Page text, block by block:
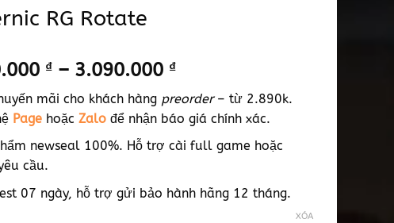
RG Rotate
₫ – 3.090.000 ₫Khoảng
giá:
từ
2.890.000 ₫
đến
mãi cho khách hàng preorder– từ 2.890k.
Page hoặcZalo để nhận báo giá chính xác.
newseal 100%. Hỗ trợ cài full game hoặc
cầu.
07 ngày, hỗ trợ gửi bảo hành hãng 12 tháng.
XÓA